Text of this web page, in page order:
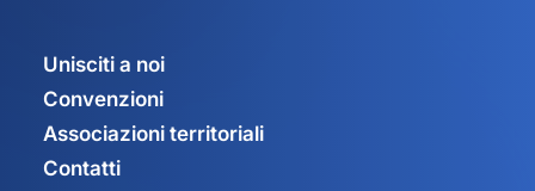
Unisciti a noi
Convenzioni
Associazioni territoriali
Contatti